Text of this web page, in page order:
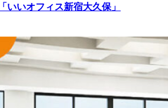
いいオフィス新宿大久保」